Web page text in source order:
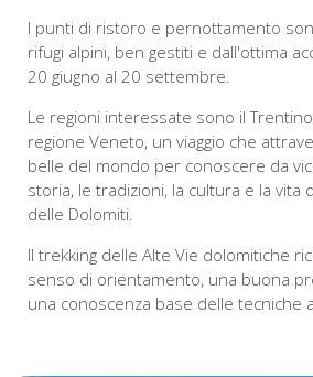
I punti di ristoro e pernottamento
rifugi alpini, ben gestiti e dall'ottima
20 giugno al 20 settembre.
Le regioni interessate sono il
regione Veneto, un viaggio che
belle del mondo per conoscere da
storia, le tradizioni, la cultura e la vita
delle Dolomiti.
Il trekking delle Alte Vie dolomitiche
senso di orientamento, una buona
una conoscenza base delle tecniche